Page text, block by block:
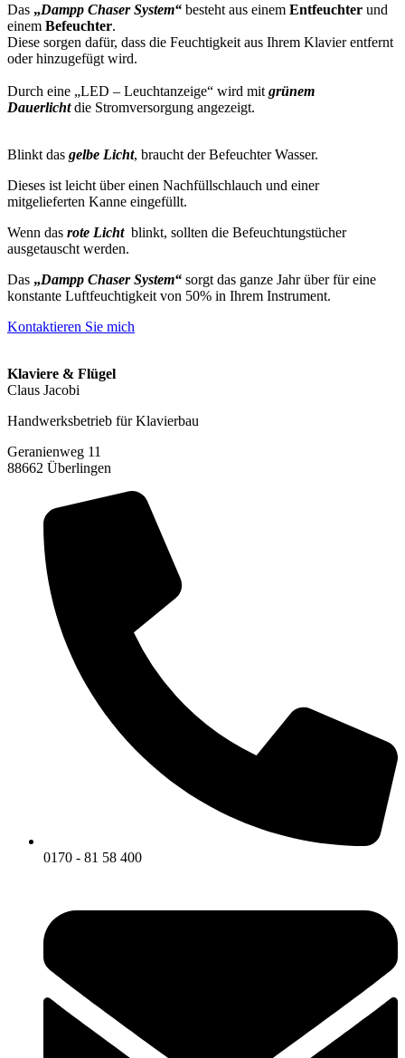
Das „Dampp Chaser System“ besteht aus einem Entfeuchter und
einem Befeuchter.
Diese sorgen dafür, dass die Feuchtigkeit aus Ihrem Klavier entfernt
oder hinzugefügt wird.
Durch eine „LED – Leuchtanzeige“ wird mit grünem
Dauerlichtdie Stromversorgung angezeigt.
Blinkt das gelbe Licht, braucht der Befeuchter Wasser.
Dieses ist leicht über einen Nachfüllschlauch und einer
mitgelieferten Kanne eingefüllt.
Wenn das rote Lichtblinkt, sollten die Befeuchtungstücher
ausgetauscht werden.
Das „Dampp Chaser System“ sorgt das ganze Jahr über für eine
konstante Luftfeuchtigkeit von 50% in Ihrem Instrument.
Kontaktieren Sie mich
Klaviere & Flügel
Claus Jacobi
Handwerksbetrieb für Klavierbau
Geranienweg 11
88662 Überlingen
0170 - 81 58 400